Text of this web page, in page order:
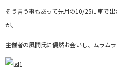
そう言う事もあって先月の10/25に車で
が。
主催者の風間氏に偶然お会いし、ムラムラ